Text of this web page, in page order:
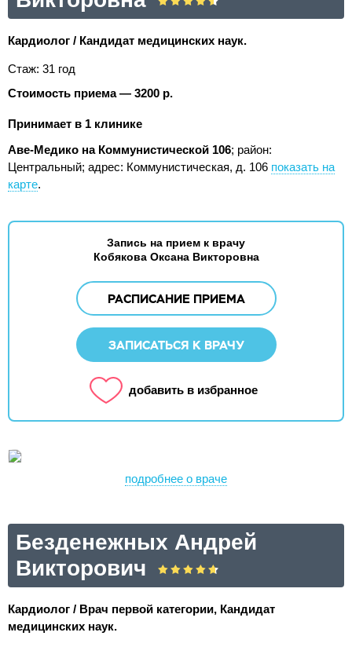
Кардиолог / Кандидат медицинских наук.
Стаж: 31 год
Стоимость приема — 3200 р.
Принимает в 1 клинике
Аве-Медико на Коммунистической 106; район:
Центральный; адрес: Коммунистическая, д. 106 показать на
карте.
Запись на прием к врачу
Кобякова Оксана Викторовна
РАСПИСАНИЕ ПРИЕМА
ЗАПИСАТЬСЯ К ВРАЧУ
добавить в избранное
подробнее о враче
Безденежных Андрей
Викторович
Кардиолог / Врач первой категории, Кандидат
медицинских наук.